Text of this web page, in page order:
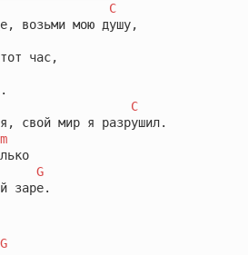
C
возьми мою душу,
час,
C
свой мир я разрушил.
G
заре.
G